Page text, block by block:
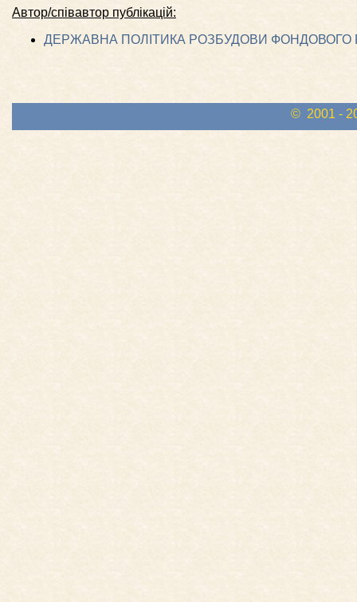
Автор/співавтор публікацій:
ДЕРЖАВНА ПОЛІТИКА РОЗБУДОВИ ФОНДОВОГО
© 2001 -